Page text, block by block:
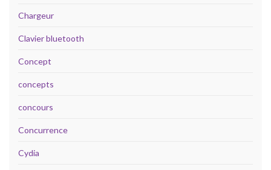
Chargeur
Clavier bluetooth
Concept
concepts
concours
Concurrence
Cydia